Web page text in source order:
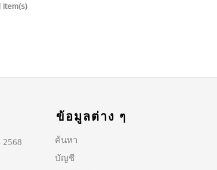
Item(s)
2568
ข้อมูลต่าง ๆ
ค้นหา
บัญชี